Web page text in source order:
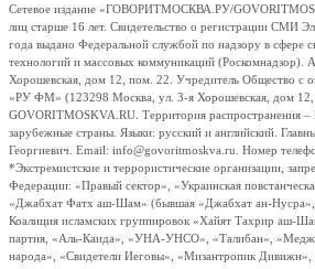
Сетевое издание «ГОВОРИТМОСКВА.РУ/
лиц старше 16 лет. Свидетельство о регистрации СМИ
года выдано Федеральной службой по надзору в сфере
технологий и массовых коммуникаций (Роскомнадзор).
Хорошевская, дом 12, пом. 22. Учредитель Общество с
«РУ ФМ» (123298 Москва, ул. 3-я Хорошевская, дом
GOVORITMOSKVA.RU. Территория распространения –
зарубежные страны. Языки: русский и английский.
Георгиевич. Email: info@govoritmoskva.ru. Номер
*Экстремистские и террористические организации,
Федерации: «Правый сектор», «Украинская
«Джабхат Фатх аш-Шам» (бывшая «Джабхат ан-Нусра»,
Коалиция исламских группировок «Хайят Тахрир аш-
партия, «Аль-Каида», «УНА-УНСО», «Талибан»,
народа», «Свидетели Иеговы», «Мизантропик Дивижн»,